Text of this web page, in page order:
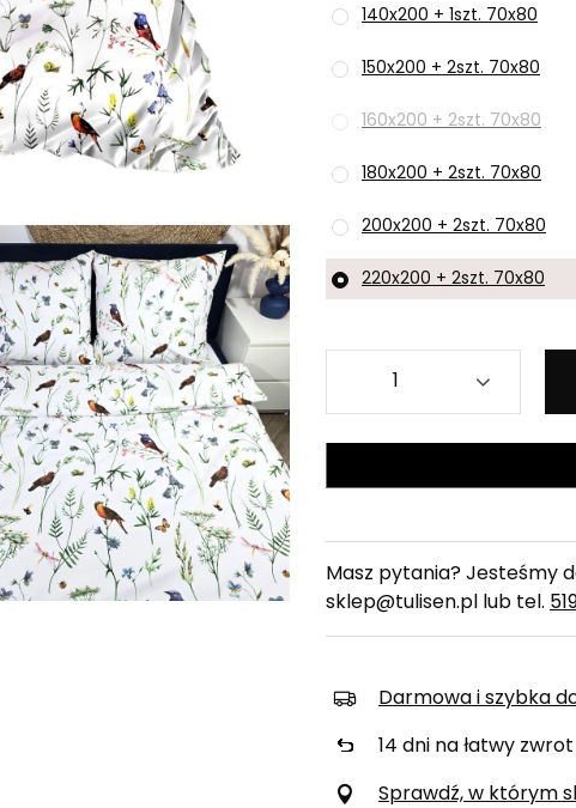
140x200 + 1szt. 70x80
150x200 + 2szt. 70x80
160x200 + 2szt. 70x80
180x200 + 2szt. 70x80
200x200 + 2szt. 70x80
220x200 + 2szt. 70x80
Masz pytania? Jesteśmy
sklep@tulisen.pl lub tel.
Darmowa i szybka
14 dni na łatwy zwrot
Sprawdź, w którym